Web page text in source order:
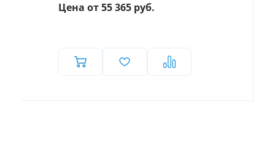
Цена от 55 365 руб.